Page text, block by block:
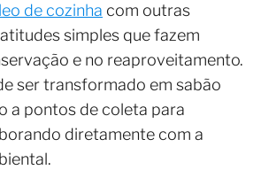
de cozinha com outras
simples que fazem
e no reaproveitamento.
ser transformado em sabão
a pontos de coleta para
diretamente com a